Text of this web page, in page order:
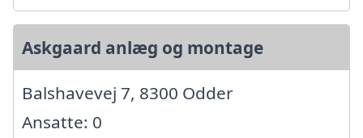
Askgaard anlæg og montage
Balshavevej 7, 8300 Odder
Ansatte: 0